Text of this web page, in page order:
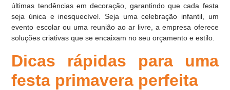
últimas tendências em decoração, garantindo que cada festa
seja única e inesquecível. Seja uma celebração infantil, um
evento escolar ou uma reunião ao ar livre, a empresa oferece
soluções criativas que se encaixam no seu orçamento e estilo.
Dicas rápidas para uma
festa primavera perfeita